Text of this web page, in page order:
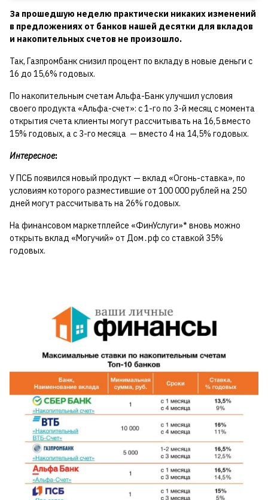
За прошедшую неделю практически никаких изменений
в предложениях от банков нашей десятки для вкладов
и накопительных счетов не произошло.
Так, Газпромбанк снизил процент по вкладу в новые деньги с
16 до 15,6% годовых.
По накопительным счетам Альфа-Банк улучшил условия
своего продукта «Альфа-счет»: с 1-го по 3-й месяц с момента
открытия счета клиенты могут рассчитывать на 16,5 вместо
15% годовых, а с 3-го месяца — вместо 4 на 14,5% годовых.
Интересное:
У ПСБ появился новый продукт — вклад «Огонь-ставка», по
условиям которого разместившие от 100 000 рублей на 250
дней могут рассчитывать на 26% годовых.
На финансовом маркетплейсе «ФинУслуги»* вновь можно
открыть вклад «Могучий» от Дом․рф со ставкой 35%
годовых.